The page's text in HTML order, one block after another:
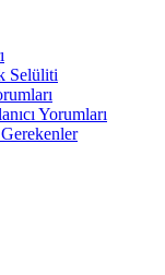
Selüliti
Yorumları